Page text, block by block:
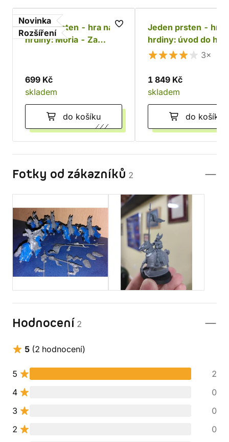
Novinka
Rozšíření
Jeden prsten - hra na
hrdiny: Moria - Za
699 Kč
skladem
do košíku
Jeden prsten - hra
hrdiny: úvod do hry
základní příručka
3×
1 849 Kč
skladem
do košíku
Fotky od zákazníků 2
Hodnocení 2
5 (2 hodnocení)
5
2
4
0
3
0
2
0